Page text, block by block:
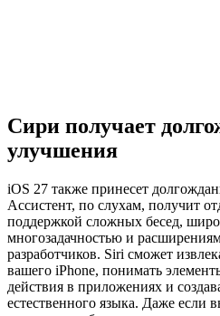
Сири получает
улучшения
iOS 27 также принесет
Ассистент, по слухам, получит
поддержкой сложных бесед,
многозадачностью и
разработчиков. Siri сможет
вашего iPhone, понимать
действия в приложениях и
естественного языка. Даже если